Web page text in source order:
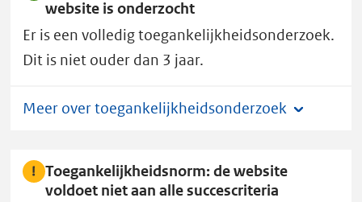
website is onderzocht
Er is een volledig toegankelijkheidsonderzoek.
Dit is niet ouder dan 3 jaar.
Meer over toegankelijkheidsonderzoek
Toegankelijkheidsnorm: de website
voldoet niet aan alle succescriteria